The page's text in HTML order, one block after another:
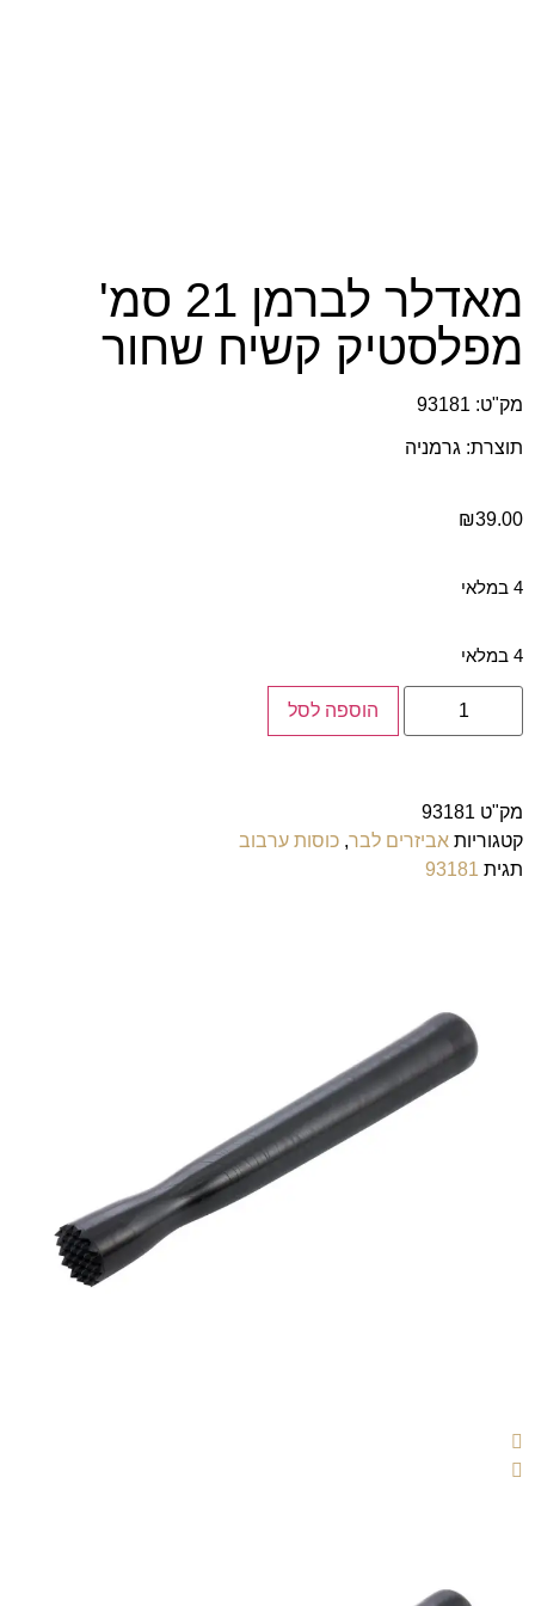
מאדלר לברמן 21 סמ'
מפלסטיק קשיח שחור
מק"ט: 93181
תוצרת: גרמניה
₪39.00
4 במלאי
4 במלאי
הוספה לסל
מק"ט 93181
קטגוריות אביזרים לבר, כוסות ערבוב
תגית 93181